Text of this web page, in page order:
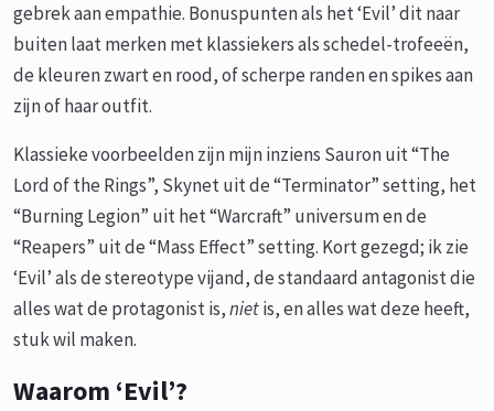
gebrek aan empathie. Bonuspunten als het ‘Evil’ dit naar
buiten laat merken met klassiekers als schedel-trofeeën,
de kleuren zwart en rood, of scherpe randen en spikes aan
zijn of haar outfit.
Klassieke voorbeelden zijn mijn inziens Sauron uit “The
Lord of the Rings”, Skynet uit de “Terminator” setting, het
“Burning Legion” uit het “Warcraft” universum en de
“Reapers” uit de “Mass Effect” setting. Kort gezegd; ik zie
‘Evil’ als de stereotype vijand, de standaard antagonist die
alles wat de protagonist is,nietis, en alles wat deze heeft,
stuk wil maken.
Waarom ‘Evil’?